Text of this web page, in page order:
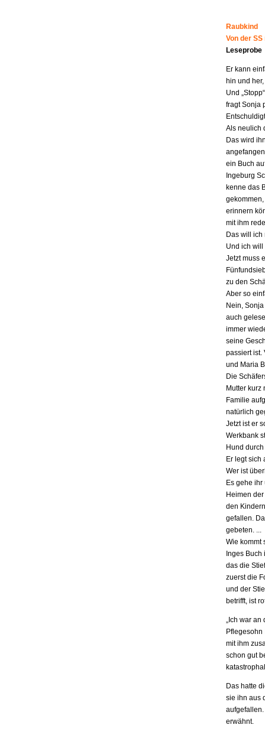
Raubkind
Von der
Leseprobe
Er kann
hin und
Und
fragt Sonja
Als neulich
Das wird
ein Buch
Ingeburg
kenne das
erinnern
mit ihm
Das will
Und ich
Jetzt muss
zu den
Aber so
Nein,
auch
immer
seine
passiert ist.
und Maria
Die
Mutter
Familie
natürlich
Jetzt ist er
Werkbank
Hund
Er legt sich
Wer ist
Es gehe
Heimen
den
gefallen.
gebeten. ...
Wie kommt
Inges
das die
zuerst die
und der
betrifft, ist
„Ich war
Pflegesohn
mit ihm
schon gut
Das hatte
sie ihn aus
erwähnt.